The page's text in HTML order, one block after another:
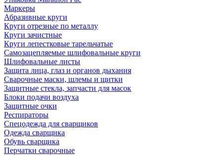
Маркеры
Абразивные круги
Круги отрезные по металлу
Круги зачистные
Круги лепестковые тарельчатые
Самозацепляемые шлифовальные круги
Шлифовальные листы
Защита лица, глаз и органов дыхания
Сварочные маски, шлемы и щитки
Защитные стекла, запчасти для масок
Блоки подачи воздуха
Защитные очки
Респираторы
Спецодежда для сварщиков
Одежда сварщика
Обувь сварщика
Перчатки сварочные